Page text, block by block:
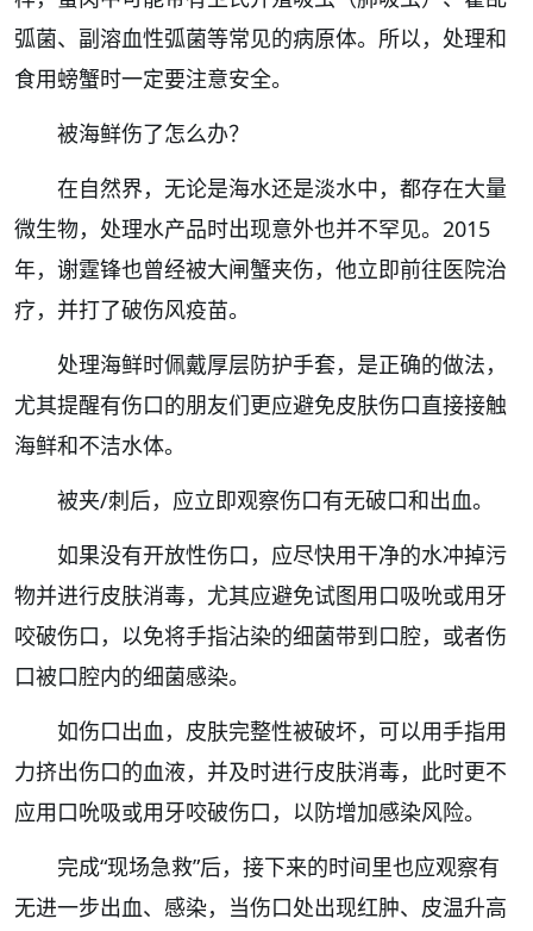
弧菌、副溶血性弧菌等常见的病原体。所以，处理和
食用螃蟹时一定要注意安全。
被海鲜伤了怎么办？
在自然界，无论是海水还是淡水中，都存在大量
微生物，处理水产品时出现意外也并不罕见。2015
年，谢霆锋也曾经被大闸蟹夹伤，他立即前往医院治
疗，并打了破伤风疫苗。
处理海鲜时佩戴厚层防护手套，是正确的做法，
尤其提醒有伤口的朋友们更应避免皮肤伤口直接接触
海鲜和不洁水体。
被夹/刺后，应立即观察伤口有无破口和出血。
如果没有开放性伤口，应尽快用干净的水冲掉污
物并进行皮肤消毒，尤其应避免试图用口吸吮或用牙
咬破伤口，以免将手指沾染的细菌带到口腔，或者伤
口被口腔内的细菌感染。
如伤口出血，皮肤完整性被破坏，可以用手指用
力挤出伤口的血液，并及时进行皮肤消毒，此时更不
应用口吮吸或用牙咬破伤口，以防增加感染风险。
完成“现场急救”后，接下来的时间里也应观察有
无进一步出血、感染，当伤口处出现红肿、皮温升高